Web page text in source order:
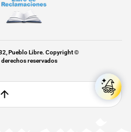
Pueblo Libre. Copyright ©
reservados